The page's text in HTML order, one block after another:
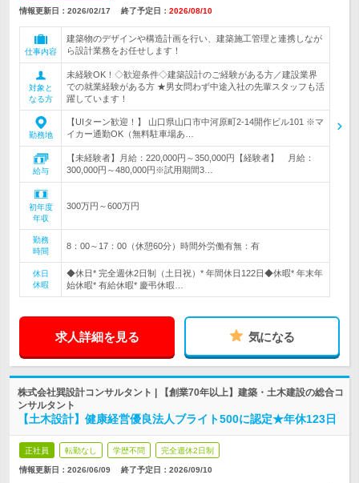
情報更新日：2026/02/17 終了予定日： 2026/08/10
仕事内容
建築物のデザインや構造計画を行い、建築施工管理と連携しなが
ら設計業務をお任せします！
対象と
なる方
未経験OK！◇歓迎条件◇建築設計のご経験がある方／建設業界
での就業経験がある方 ★男女問わず中途入社の先輩スタッフも活
躍しています！
勤務地
【UIターン歓迎！】 山口県山口市中河原町2-14開作ビル101 ※マ
イカー通勤OK（無料駐車場あ…
給与
【未経験者】月給：220,000円～350,000円【経験者】 月給：
300,000円～480,000円※試用期間3…
初年度
年収
300万円～600万円
勤務
時間
8：00～17：00（休憩60分）時間外労働有無：有
休日
休暇
◆休日* 完全週休2日制（土日祝）* 年間休日122日◆休暇* 年末年
始休暇* 有給休暇* 慶弔休暇…
求人詳細を見る 気になる
株式会社巽設計コンサルタント | 【創業70年以上】建築・土木建設の総合コ
ンサルタント
【土木設計】健康経営優良法人ブライト500に認定★年休123日
正社員 転勤なし 学歴不問 完全週休2日制
情報更新日：2026/06/09 終了予定日： 2026/09/10